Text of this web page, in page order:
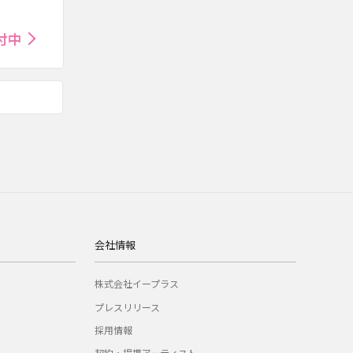
中
会社情報
株式会社イープラス
プレスリリース
採用情報